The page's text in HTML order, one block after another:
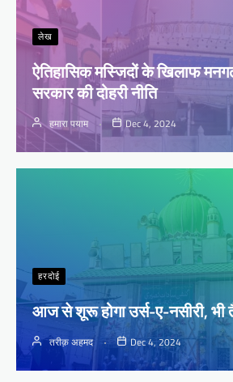
लेख
ऐतिहासिक मस्जिदों के खिलाफ
सरकार की दोहरी नीति
हमारा पयाम Dec 4, 2024
हरदोई
आज से शूरू होगा उर्स-ए-नसीरी, भी
तरीक़ अहमद Dec 4, 2024